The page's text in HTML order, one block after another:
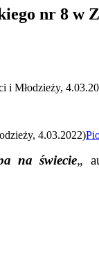
nr 8 w
i Młodzieży,
4.03.2022)
na świecie„